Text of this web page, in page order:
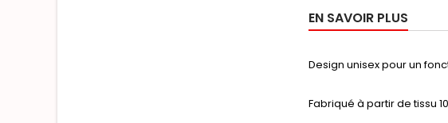
EN SAVOIR PLUS
Design unisex pour un
Fabriqué à partir de tissu